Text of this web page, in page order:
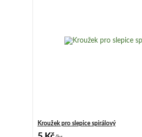
Kroužek pro slepice spirálový